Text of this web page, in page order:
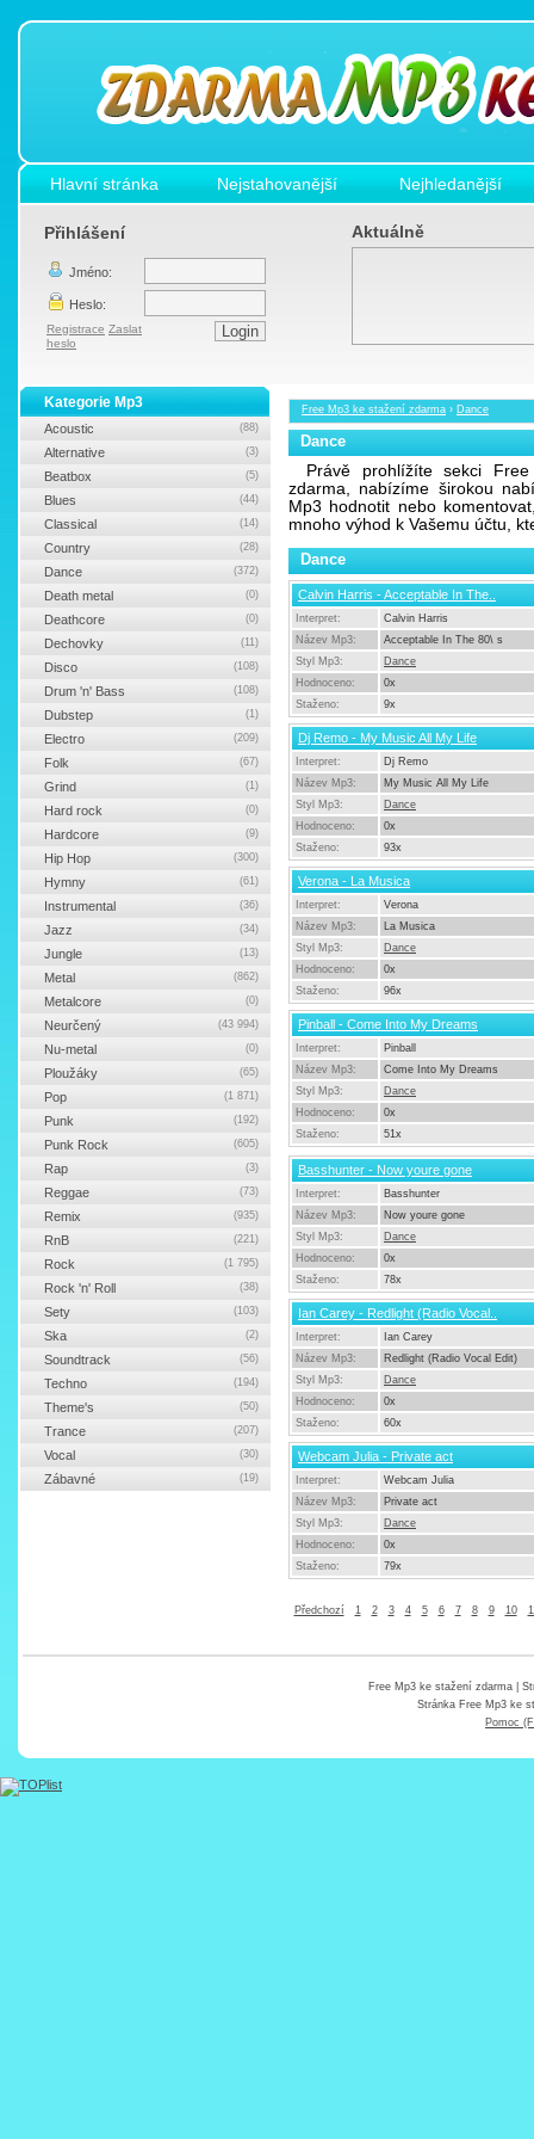
Hlavní stránka Nejstahovanější Nejhledanější
Přihlášení
Jméno:
Heslo:
Registrace Zaslat
heslo
Aktuálně
Free Mp3 ke stažení zdarma › Dance
Dance
Právě prohlížíte sekci
zdarma, nabízíme širokou
Mp3 hodnotit nebo
mnoho výhod k Vašemu účtu,
Dance
Calvin Harris - Acceptable In The..
Interpret:
Calvin Harris
Název Mp3:
Acceptable In The 80\ s
Styl Mp3:
Dance
Hodnoceno:
0x
Staženo:
9x
Dj Remo - My Music All My Life
Interpret:
Dj Remo
Název Mp3:
My Music All My Life
Styl Mp3:
Dance
Hodnoceno:
0x
Staženo:
93x
Verona - La Musica
Interpret:
Verona
Název Mp3:
La Musica
Styl Mp3:
Dance
Hodnoceno:
0x
Staženo:
96x
Pinball - Come Into My Dreams
Interpret:
Pinball
Název Mp3:
Come Into My Dreams
Styl Mp3:
Dance
Hodnoceno:
0x
Staženo:
51x
Basshunter - Now youre gone
Interpret:
Basshunter
Název Mp3:
Now youre gone
Styl Mp3:
Dance
Hodnoceno:
0x
Staženo:
78x
Ian Carey - Redlight (Radio Vocal..
Interpret:
Ian Carey
Název Mp3:
Redlight (Radio Vocal Edit)
Styl Mp3:
Dance
Hodnoceno:
0x
Staženo:
60x
Webcam Julia - Private act
Interpret:
Webcam Julia
Název Mp3:
Private act
Styl Mp3:
Dance
Hodnoceno:
0x
Staženo:
79x
Předchozí 1 2 3 4 5 6 7 8 9 10
Kategorie Mp3
Acoustic (88)
Alternative (3)
Beatbox (5)
Blues (44)
Classical (14)
Country (28)
Dance (372)
Death metal (0)
Deathcore (0)
Dechovky (11)
Disco (108)
Drum 'n' Bass (108)
Dubstep (1)
Electro (209)
Folk (67)
Grind (1)
Hard rock (0)
Hardcore (9)
Hip Hop (300)
Hymny (61)
Instrumental (36)
Jazz (34)
Jungle (13)
Metal (862)
Metalcore (0)
Neurčený (43 994)
Nu-metal (0)
Ploužáky (65)
Pop (1 871)
Punk (192)
Punk Rock (605)
Rap (3)
Reggae (73)
Remix (935)
RnB (221)
Rock (1 795)
Rock 'n' Roll (38)
Sety (103)
Ska (2)
Soundtrack (56)
Techno (194)
Theme's (50)
Trance (207)
Vocal (30)
Zábavné (19)
Free Mp3 ke stažení zdarma|
Stránka Free Mp3 ke
Pomoc